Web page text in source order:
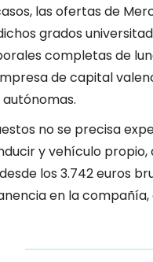
las ofertas de
grados
completas de
de capital
no se precisa
y vehículo propio,
los 3.742 euros
en la compañía,